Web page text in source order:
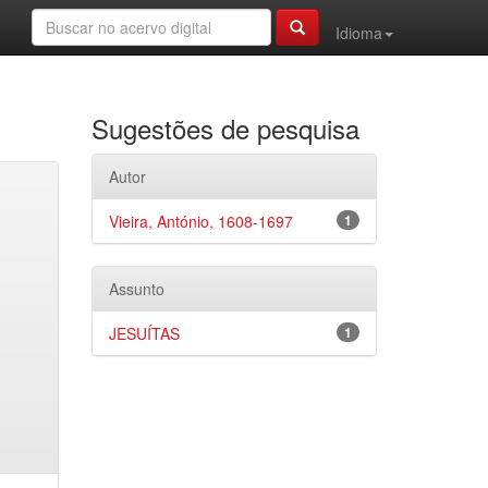
Idioma
Sugestões de pesquisa
Autor
1
Vieira, António, 1608-1697
Assunto
1
JESUÍTAS